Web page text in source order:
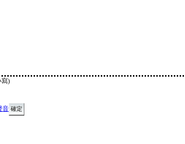
寫)
音